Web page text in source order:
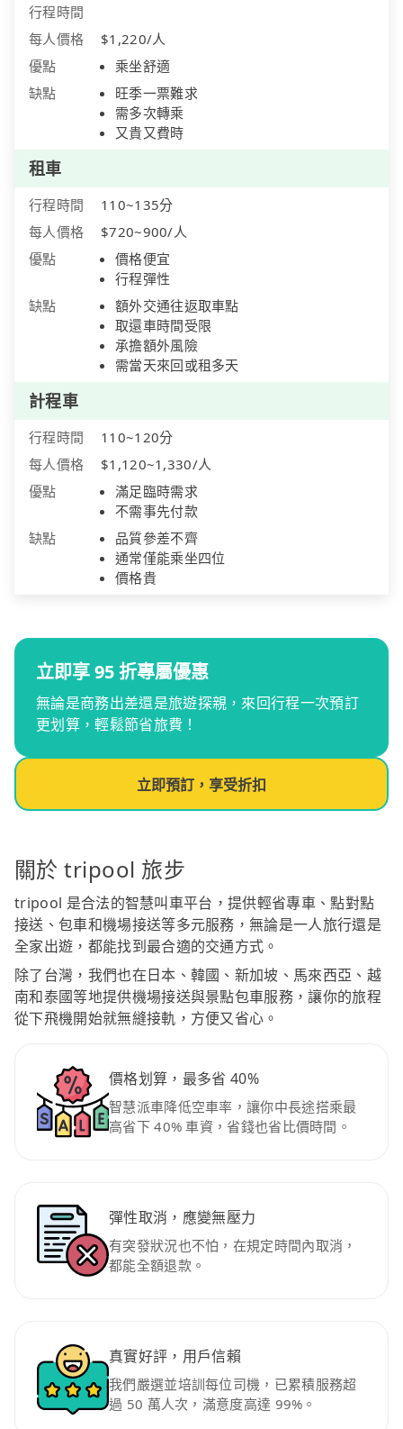
行程時間
每人價格
$1,220/人
優點
乘坐舒適
缺點
旺季一票難求
需多次轉乘
又貴又費時
租車
行程時間
110~135分
每人價格
$720~900/人
優點
價格便宜
行程彈性
缺點
額外交通往返取車點
取還車時間受限
承擔額外風險
需當天來回或租多天
計程車
行程時間
110~120分
每人價格
$1,120~1,330/人
優點
滿足臨時需求
不需事先付款
缺點
品質參差不齊
通常僅能乘坐四位
價格貴
立即享 95 折專屬優惠
無論是商務出差還是旅遊探親，來回行程一次預訂
更划算，輕鬆節省旅費！
立即預訂，享受折扣
關於 tripool 旅步
tripool 是合法的智慧叫車平台，提供輕省專車、點對點
接送、包車和機場接送等多元服務，無論是一人旅行還是
全家出遊，都能找到最合適的交通方式。
除了台灣，我們也在日本、韓國、新加坡、馬來西亞、越
南和泰國等地提供機場接送與景點包車服務，讓你的旅程
從下飛機開始就無縫接軌，方便又省心。
價格划算，最多省 40%
智慧派車降低空車率，讓你中長途搭乘最
高省下 40% 車資，省錢也省比價時間。
彈性取消，應變無壓力
有突發狀況也不怕，在規定時間內取消，
都能全額退款。
真實好評，用戶信賴
我們嚴選並培訓每位司機，已累積服務超
過 50 萬人次，滿意度高達 99%。